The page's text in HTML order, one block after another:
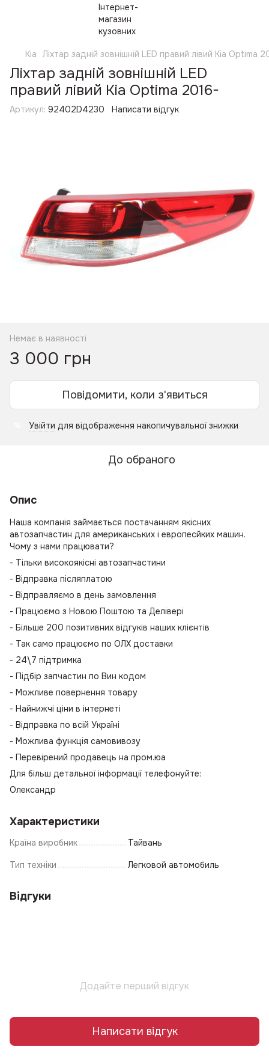
Kia Ліхтар задній зовнішній LED правий лівий Kia Optima
Ліхтар задній зовнішній LED
правий лівий Kia Optima 2016-
Артикул: 92402D4230 Написати відгук
Немає в наявності
3 000 грн
Повідомити, коли з'явиться
Увійти для відображення накопичувальної знижки
До обраного
Опис
Наша компанія займається постачанням якісних
автозапчастин для американських і европесйких машин.
Чому з нами працювати?
- Тільки високоякісні автозапчастини
- Відправка післяплатою
- Відправляємо в день замовлення
- Працюємо з Новою Поштою та Делівері
- Більше 200 позитивних відгуків наших клієнтів
- Так само працюємо по ОЛХ доставки
- 24\7 підтримка
- Підбір запчастин по Вин кодом
- Можливе повернення товару
- Найнижчі ціни в інтернеті
- Відправка по всій Україні
- Можлива функція самовивозу
- Перевірений продавець на пром.юа
Для більш детальної інформації телефонуйте:
Олександр
Характеристики
Країна виробник Тайвань
Тип техніки Легковой автомобиль
Відгуки
Додайте перший відгук
Написати відгук